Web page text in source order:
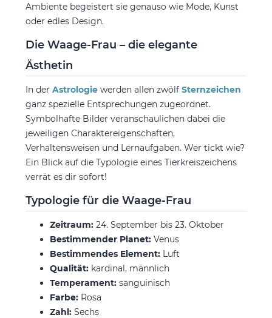
Ambiente begeistert sie genauso wie Mode, Kunst
oder edles Design.
Die Waage-Frau – die elegante
Ästhetin
In der Astrologiewerden allen zwölf Sternzeichen
ganz spezielle Entsprechungen zugeordnet.
Symbolhafte Bilder veranschaulichen dabei die
jeweiligen Charaktereigenschaften,
Verhaltensweisen und Lernaufgaben. Wer tickt wie?
Ein Blick auf die Typologie eines Tierkreiszeichens
verrät es dir sofort!
Typologie für die Waage-Frau
Zeitraum:24. September bis 23. Oktober
Bestimmender Planet:Venus
Bestimmendes Element:Luft
Qualität:kardinal, männlich
Temperament:sanguinisch
Farbe:Rosa
Zahl:Sechs